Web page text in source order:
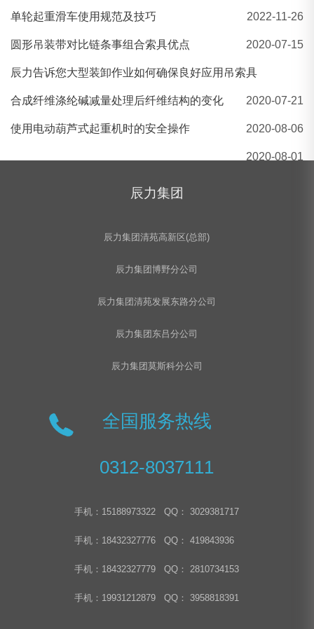
辰力/五洲/撼马牌5吨扁平吊装带 彩色吊装带
单轮起重滑车使用规范及技巧 2022-11-26
圆形吊装带对比链条事组合索具优点 2020-07-15
辰力告诉您大型装卸作业如何确保良好应用吊索具
2020-07-21
合成纤维涤纶碱减量处理后纤维结构的变化
2020-08-06
使用电动葫芦式起重机时的安全操作
2020-08-01
辰力集团
辰力集团清苑高新区(总部)
辰力集团博野分公司
辰力集团清苑发展东路分公司
辰力集团东吕分公司
辰力集团莫斯科分公司
全国服务热线
0312-8037111
手机：15188973322 QQ： 3029381717
手机：18432327776 QQ： 419843936
手机：18432327779 QQ： 2810734153
手机：19931212879 QQ： 3958818391